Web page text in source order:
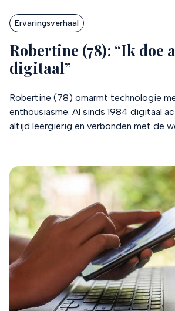
Ervaringsverhaal
Robertine (78): “Ik doe
digitaal”
Robertine (78) omarmt technologie
enthousiasme. Al sinds 1984 digitaal
altijd leergierig en verbonden met de